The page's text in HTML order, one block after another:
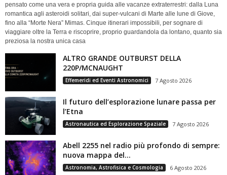
pensato come una vera e propria guida alle vacanze extraterrestri: dalla Luna
romantica agli asteroidi solitari, dai super-vulcani di Marte alle lune di Giove,
fino alla “Morte Nera” Mimas. Cinque itinerari impossibili, per sognare di
viaggiare oltre la Terra e riscoprire, proprio guardandola da lontano, quanto sia
preziosa la nostra unica casa
ALTRO GRANDE OUTBURST DELLA
220P/MCNAUGHT
Effemeridi ed Eventi Astronomici 7 Agosto 2026
Il futuro dell’esplorazione lunare passa per
l’Etna
Astronautica ed Esplorazione Spaziale 7 Agosto 2026
Abell 2255 nel radio più profondo di sempre:
nuova mappa del...
Astronomia, Astrofisica e Cosmologia 6 Agosto 2026